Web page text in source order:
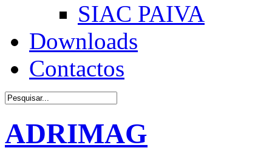
SIAC PAIVA
Downloads
Contactos
ADRIMAG